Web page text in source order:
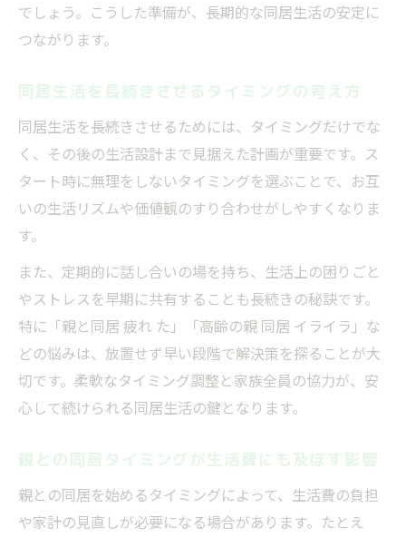
でしょう。こうした準備が、長期的な同居生活の安定に
つながります。
同居生活を長続きさせるタイミングの考え方
同居生活を長続きさせるためには、タイミングだけでな
く、その後の生活設計まで見据えた計画が重要です。ス
タート時に無理をしないタイミングを選ぶことで、お互
いの生活リズムや価値観のすり合わせがしやすくなりま
す。
また、定期的に話し合いの場を持ち、生活上の困りごと
やストレスを早期に共有することも長続きの秘訣です。
特に「親と同居 疲れ た」「高齢の親 同居 イライラ」な
どの悩みは、放置せず早い段階で解決策を探ることが大
切です。柔軟なタイミング調整と家族全員の協力が、安
心して続けられる同居生活の鍵となります。
親との同居タイミングが生活費にも及ぼす影響
親との同居を始めるタイミングによって、生活費の負担
や家計の見直しが必要になる場合があります。たとえ